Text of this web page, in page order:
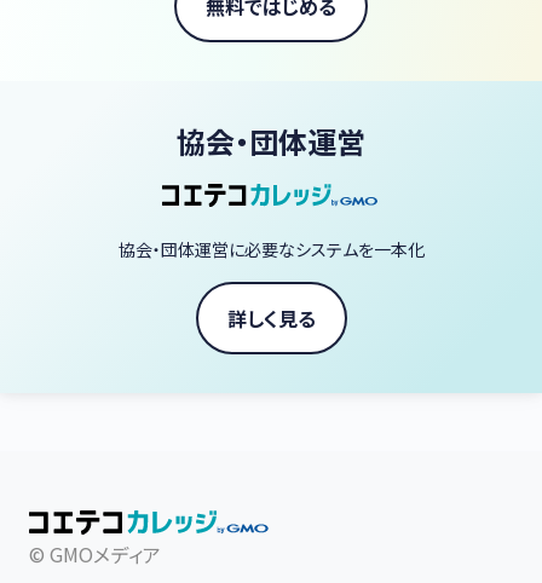
無料ではじめる
協会・団体運営
協会・団体運営に必要なシステムを一本化
詳しく見る
© GMOメディア